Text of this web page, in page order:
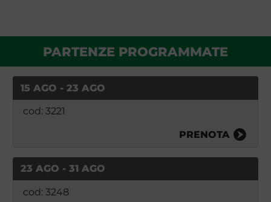
PARTENZE PROGRAMMATE
15 AGO - 23 AGO
cod: 3221
PRENOTA
23 AGO - 31 AGO
cod: 3248